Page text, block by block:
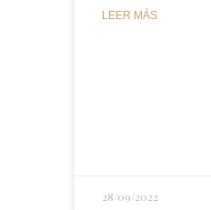
LEER MÁS
28/09/2022